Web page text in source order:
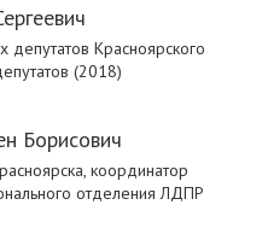
депутатов Красноярского
(2018)
Борисович
координатор
отделения ЛДПР